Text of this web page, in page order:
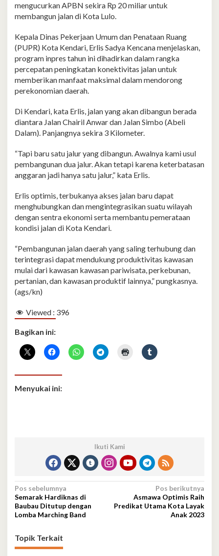
mengucurkan APBN sekira Rp 20 miliar untuk
membangun jalan di Kota Lulo.
Kepala Dinas Pekerjaan Umum dan Penataan Ruang
(PUPR) Kota Kendari, Erlis Sadya Kencana menjelaskan,
program inpres tahun ini dihadirkan dalam rangka
percepatan peningkatan konektivitas jalan untuk
memberikan manfaat maksimal dalam mendorong
perekonomian daerah.
Di Kendari, kata Erlis, jalan yang akan dibangun berada
diantara Jalan Chairil Anwar dan Jalan Simbo (Abeli
Dalam). Panjangnya sekira 3 Kilometer.
“Tapi baru satu jalur yang dibangun. Awalnya kami usul
pembangunan dua jalur. Akan tetapi karena keterbatasan
anggaran jadi hanya satu jalur,” kata Erlis.
Erlis optimis, terbukanya akses jalan baru dapat
menghubungkan dan mengintegrasikan suatu wilayah
dengan sentra ekonomi serta membantu pemerataan
kondisi jalan di Kota Kendari.
“Pembangunan jalan daerah yang saling terhubung dan
terintegrasi dapat mendukung produktivitas kawasan
mulai dari kawasan kawasan pariwisata, perkebunan,
pertanian, dan kawasan produktif lainnya,” pungkasnya.
(ags/kn)
Viewed : 396
Bagikan ini:
Menyukai ini:
Ikuti Kami
Navigasi
pos
Pos sebelumnya
Semarak Hardiknas di
Baubau Ditutup dengan
Lomba Marching Band
Pos berikutnya
Asmawa Optimis Raih
Predikat Utama Kota Layak
Anak 2023
Topik Terkait